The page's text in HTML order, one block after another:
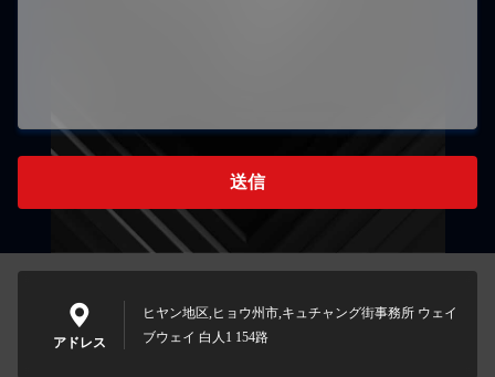
送信
アドレス
ヒヤン地区,ヒョウ州市,キュチャング街事務所 ウェイ
ブウェイ 白人1 154路